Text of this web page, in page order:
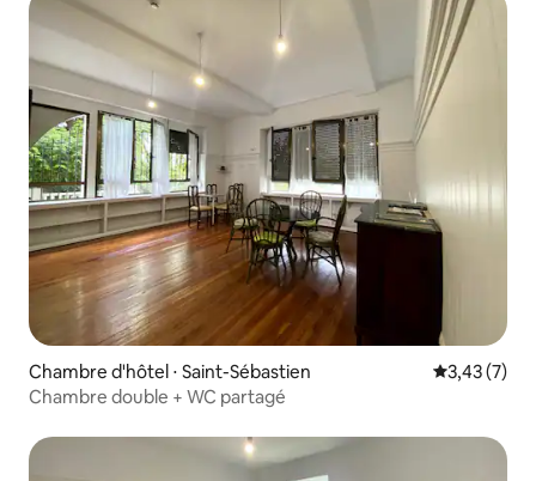
Chambre d'hôtel ⋅ Saint-Sébastien Évaluation
3,43 (7)
Chambre double + WC partagé